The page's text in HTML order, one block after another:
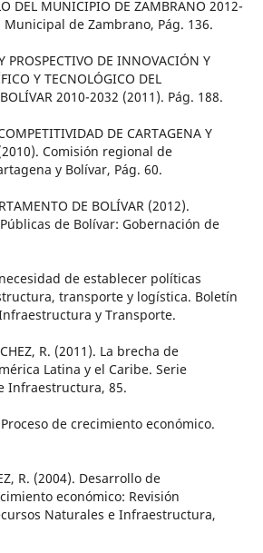
DEL MUNICIPIO DE ZAMBRANO 2012-
Municipal de Zambrano, Pág. 136.
PROSPECTIVO DE INNOVACIÓN Y
Y TECNOLÓGICO DEL
2010-2032 (2011). Pág. 188.
DE CARTAGENA Y
Comisión regional de
y Bolívar, Pág. 60.
DE BOLÍVAR (2012).
de Bolívar: Gobernación de
necesidad de establecer políticas
transporte y logística. Boletín
Infraestructura y Transporte.
R. (2011). La brecha de
Latina y el Caribe. Serie
Infraestructura, 85.
Proceso de crecimiento económico.
R. (2004). Desarrollo de
económico: Revisión
Naturales e Infraestructura,